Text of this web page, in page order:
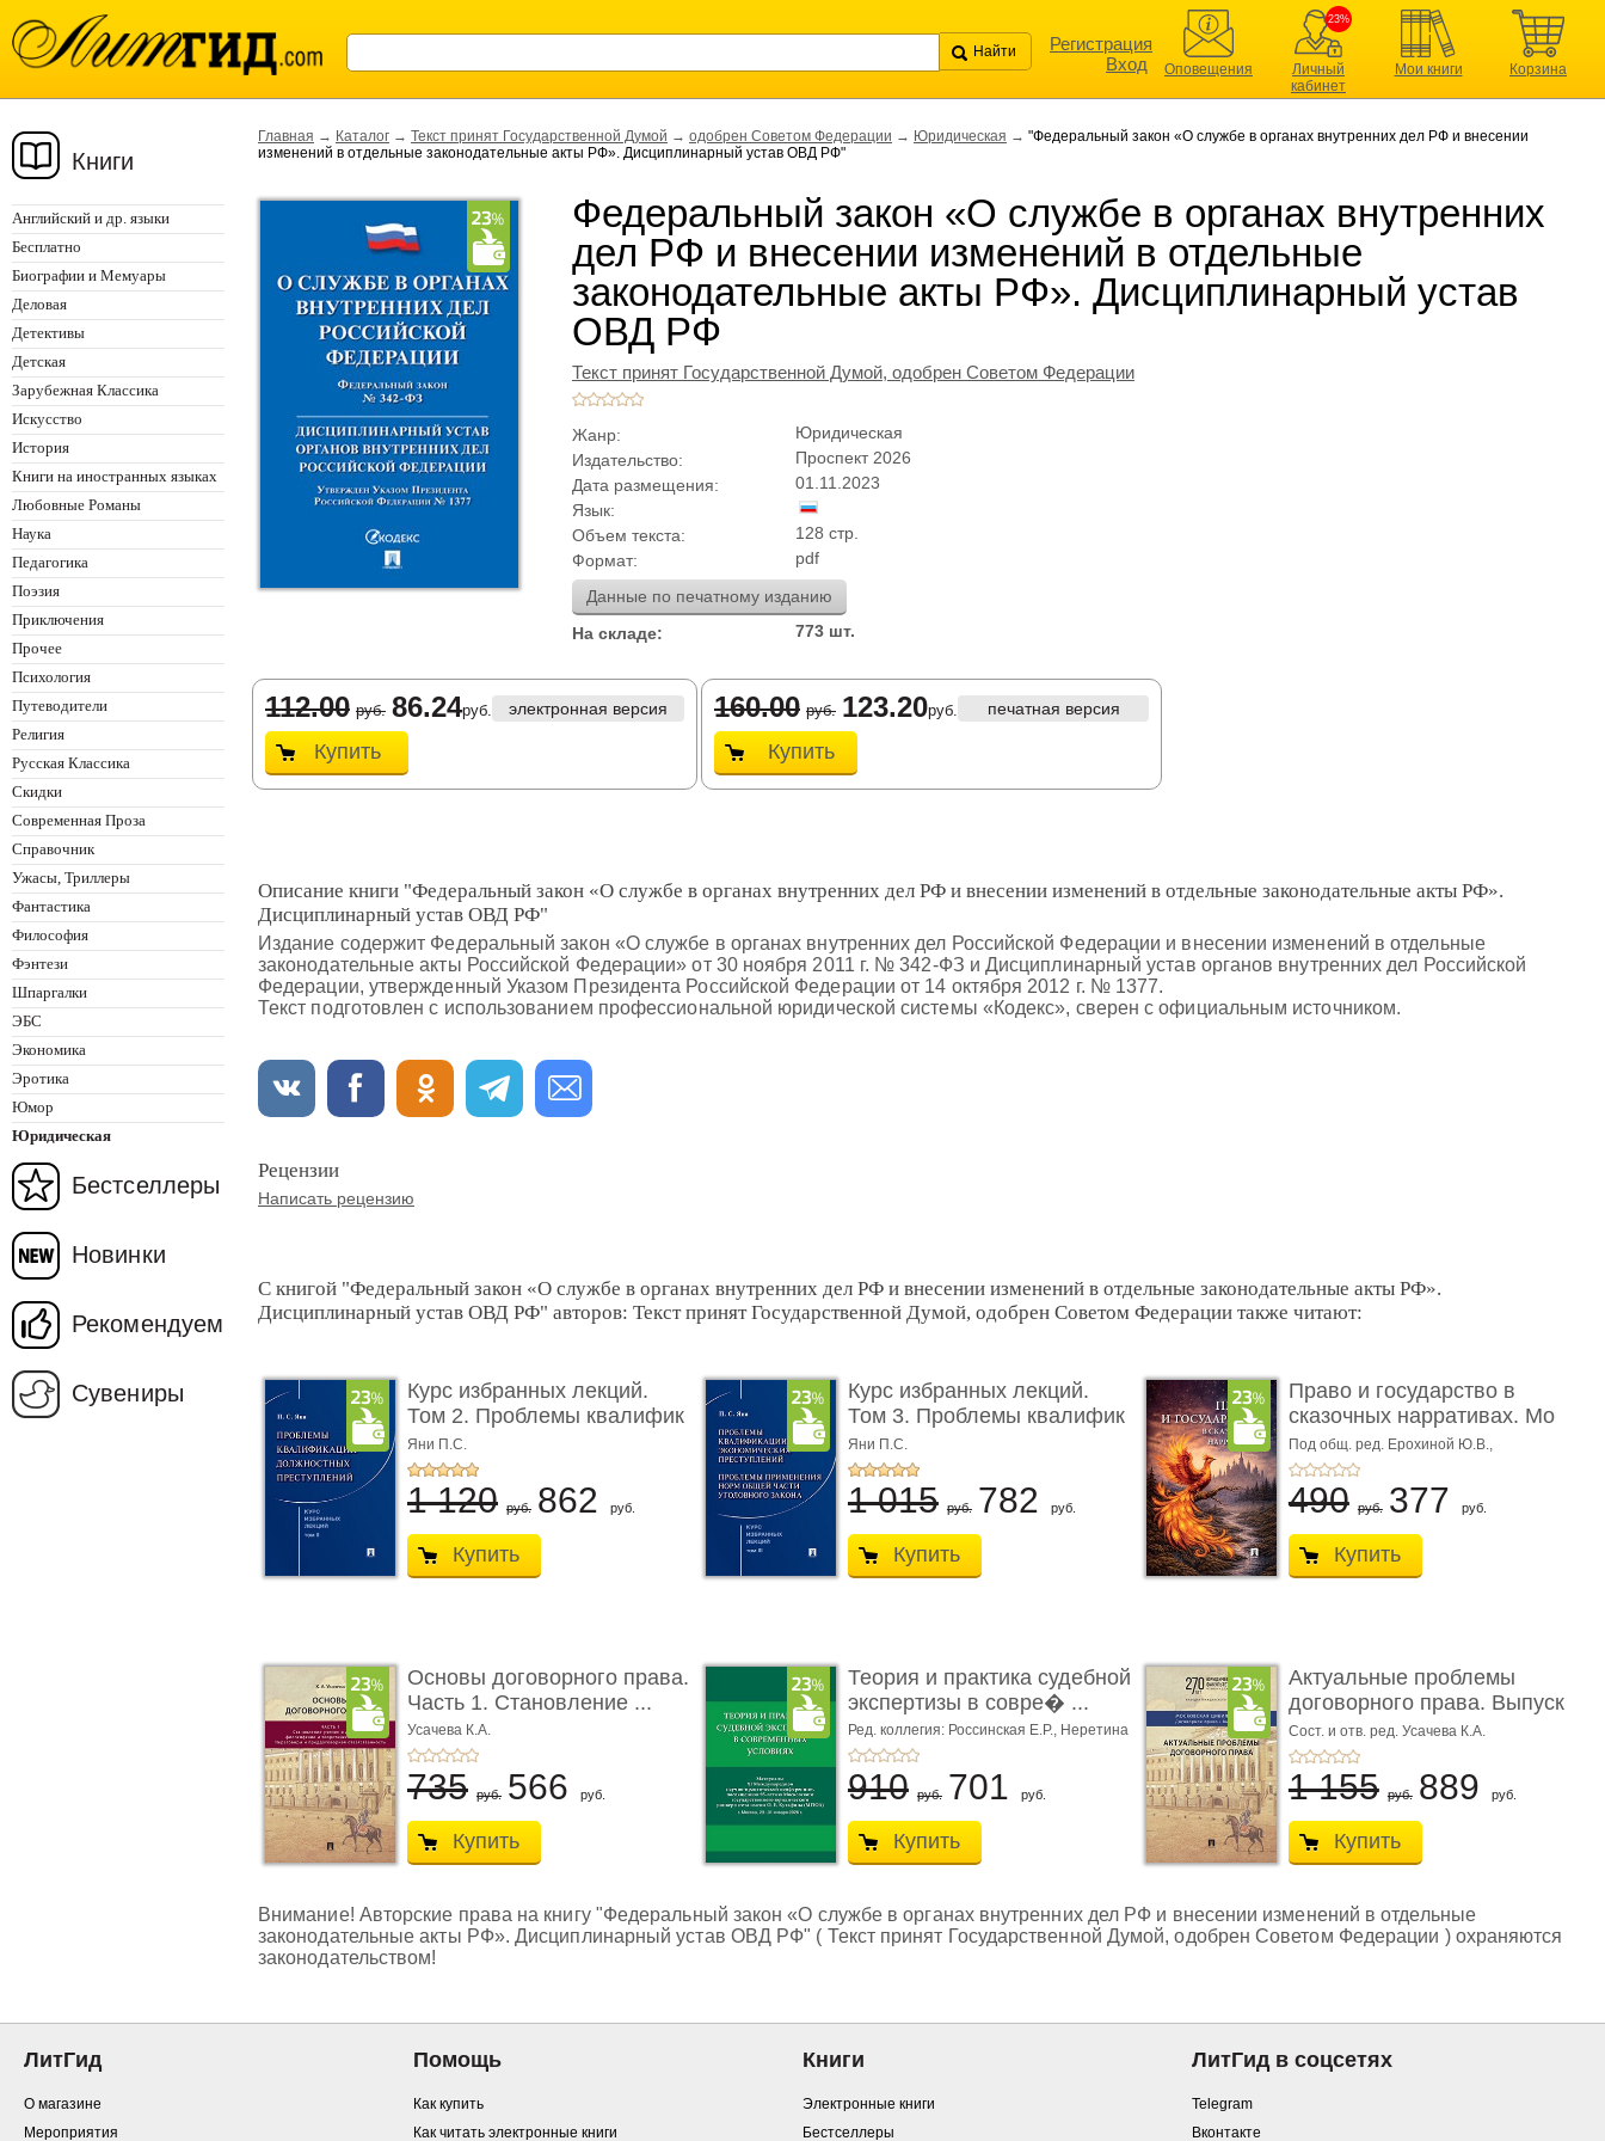
Регистрация
Вход
Оповещения
23%
Личный
кабинет
Мои книги Корзина
Книги
Английский и др. языки
Бесплатно
Биографии и Мемуары
Деловая
Детективы
Детская
Зарубежная Классика
Искусство
История
Книги на иностранных языках
Любовные Романы
Наука
Педагогика
Поэзия
Приключения
Прочее
Психология
Путеводители
Религия
Русская Классика
Скидки
Современная Проза
Справочник
Ужасы, Триллеры
Фантастика
Философия
Фэнтези
Шпаргалки
ЭБС
Экономика
Эротика
Юмор
Юридическая
Бестселлеры
Новинки
Рекомендуем
Сувениры
Главная → Каталог → Текст принят Государственной Думой → одобрен Советом Федерации → Юридическая → "Федеральный закон «О службе в органах внутренних дел РФ и внесении
изменений в отдельные законодательные акты РФ». Дисциплинарный устав ОВД РФ"
Федеральный закон «О службе в органах внутренних
дел РФ и внесении изменений в отдельные
законодательные акты РФ». Дисциплинарный устав
ОВД РФ
Текст принят Государственной Думой, одобрен Советом Федерации
Жанр:
Юридическая
Издательство:
Проспект 2026
Дата размещения:
01.11.2023
Язык:
Объем текста:
128 стр.
Формат:
pdf
Данные по печатному изданию
На складе:
773 шт.
112.00 руб. 86.24руб. электронная версия
Купить
160.00 руб. 123.20руб. печатная версия
Купить
Описание книги "Федеральный закон «О службе в органах внутренних дел РФ и внесении изменений в отдельные законодательные акты РФ».
Дисциплинарный устав ОВД РФ"
Издание содержит Федеральный закон «О службе в органах внутренних дел Российской Федерации и внесении изменений в отдельные
законодательные акты Российской Федерации» от 30 ноября 2011 г. № 342-ФЗ и Дисциплинарный устав органов внутренних дел Российской
Федерации, утвержденный Указом Президента Российской Федерации от 14 октября 2012 г. № 1377.
Текст подготовлен с использованием профессиональной юридической системы «Кодекс», сверен с официальным источником.
Рецензии
Написать рецензию
С книгой "Федеральный закон «О службе в органах внутренних дел РФ и внесении изменений в отдельные законодательные акты РФ».
Дисциплинарный устав ОВД РФ" авторов: Текст принят Государственной Думой, одобрен Советом Федерации также читают:
Курс избранных лекций.
Том 2. Проблемы квалифик
...
Яни П.С.
1 120 руб. 862 руб.
Купить
Курс избранных лекций.
Том 3. Проблемы квалифик
...
Яни П.С.
1 015 руб. 782 руб.
Купить
Право и государство в
сказочных нарративах. Мо
...
Под общ. ред. Ерохиной Ю.В.,
Сокольщика И.М.
490 руб. 377 руб.
Купить
Основы договорного права.
Часть 1. Становление ...
Усачева К.А.
735 руб. 566 руб.
Купить
Теория и практика судебной
экспертизы в совре� ...
Ред. коллегия: Россинская Е.Р., Неретина
Н.С.,Чернявская М.С.
910 руб. 701 руб.
Купить
Актуальные проблемы
договорного права. Выпуск
...
Сост. и отв. ред. Усачева К.А.
1 155 руб. 889 руб.
Купить
Внимание! Авторские права на книгу "Федеральный закон «О службе в органах внутренних дел РФ и внесении изменений в отдельные
законодательные акты РФ». Дисциплинарный устав ОВД РФ" ( Текст принят Государственной Думой, одобрен Советом Федерации ) охраняются
законодательством!
ЛитГид
О магазине
Мероприятия
Помощь
Как купить
Как читать электронные книги
Книги
Электронные книги
Бестселлеры
ЛитГид в соцсетях
Telegram
Вконтакте